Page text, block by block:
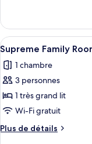
Supreme
Family
Room
Red
Level
(2+2)
Supreme
Family
Room
Red
Level
(2+2)
Afficher
toutes
les
photos
pour
ce
type
de
4
Supreme Family
1 chambre
3 personnes
1 très grand lit
Wi-Fi gratuit
Plus de détails
Plus